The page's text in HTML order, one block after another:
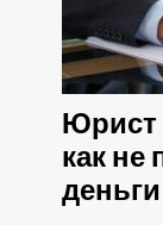
Юрист
как не